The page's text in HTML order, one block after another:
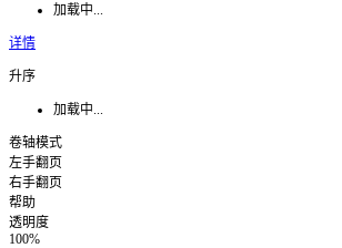
加载中...
详情
升序
加载中...
卷轴模式
左手翻页
右手翻页
帮助
透明度
100%